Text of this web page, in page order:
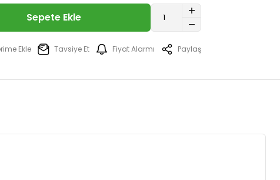
Sepete Ekle
Tavsiye Et Fiyat Alarmı Paylaş